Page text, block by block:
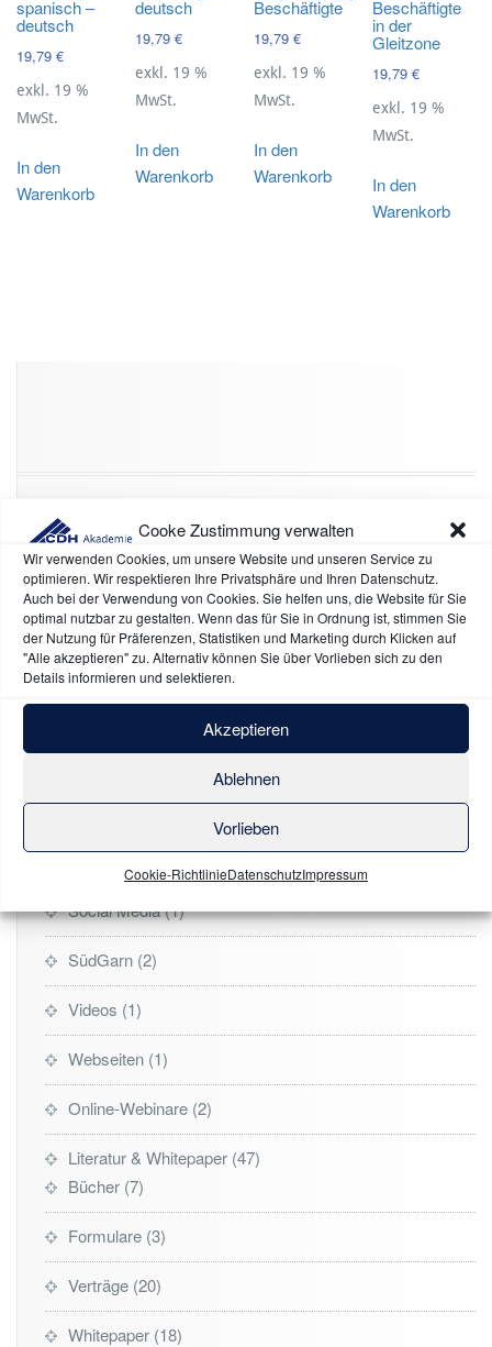
Cooke Zustimmung verwalten
Wir verwenden Cookies, um unsere Website und unseren Service zu
optimieren. Wir respektieren Ihre Privatsphäre und Ihren Datenschutz.
Auch bei der Verwendung von Cookies. Sie helfen uns, die Website für Sie
optimal nutzbar zu gestalten. Wenn das für Sie in Ordnung ist, stimmen Sie
der Nutzung für Präferenzen, Statistiken und Marketing durch Klicken auf
"Alle akzeptieren" zu. Alternativ können Sie über Vorlieben sich zu den
Details informieren und selektieren.
Akzeptieren
Ablehnen
Vorlieben
Cookie-RichtlinieDatenschutzImpressum
spanisch –
deutsch
19,79 €
exkl. 19 %
MwSt.
In den
Warenkorb
deutsch
19,79€
exkl. 19 %
MwSt.
In den
Warenkorb
Beschäftigte
19,79€
exkl. 19 %
MwSt.
In den
Warenkorb
Beschäftigte
in der
Gleitzone
19,79€
exkl. 19 %
MwSt.
In den
Warenkorb
Kategorien
eltefa 5
CDH-Mitglied 66
Aufzeichnungs-Lernkurse 5
E-Commerce 1
Kostenfreie Impulse 1
One-Pages 1
SEA & SEO 2
Social Media 1
SüdGarn 2
Videos 1
Webseiten 1
Online-Webinare 2
Literatur & Whitepaper 47
Bücher 7
Formulare 3
Verträge 20
Whitepaper 18